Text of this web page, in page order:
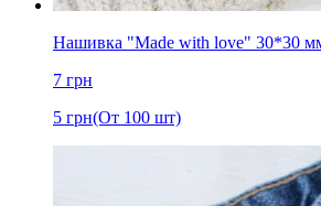
Нашивка "Made with love" 30*30 мм
7 грн
5 грн(От 100 шт)